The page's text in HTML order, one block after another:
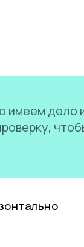
имеем дело